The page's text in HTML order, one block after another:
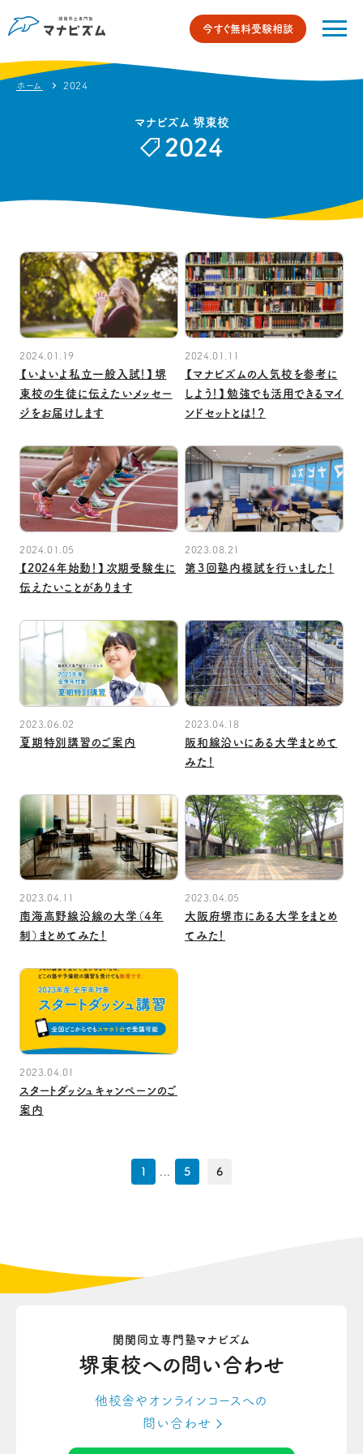
今すぐ無料受験相談
ホーム 2024
マナビズム 堺東校
2024
2024.01.19
【いよいよ私立一般入試！】堺
東校の生徒に伝えたいメッセー
ジをお届けします
2024.01.11
【マナビズムの人気校を参考に
しよう！】勉強でも活用できるマイ
ンドセットとは！？
2024.01.05
【2024年始動！】次期受験生に
伝えたいことがあります
2023.08.21
第３回塾内模試を行いました！
2023.06.02
夏期特別講習のご案内
2023.04.18
阪和線沿いにある大学まとめて
みた！
2023.04.11
南海高野線沿線の大学（4年
制）まとめてみた！
2023.04.05
大阪府堺市にある大学をまとめ
てみた！
2023.04.01
スタートダッシュキャンペーンのご
案内
1 ... 5 6
関関同立専門塾マナビズム
堺東校への問い合わせ
他校舎やオンラインコースへの
問い合わせ